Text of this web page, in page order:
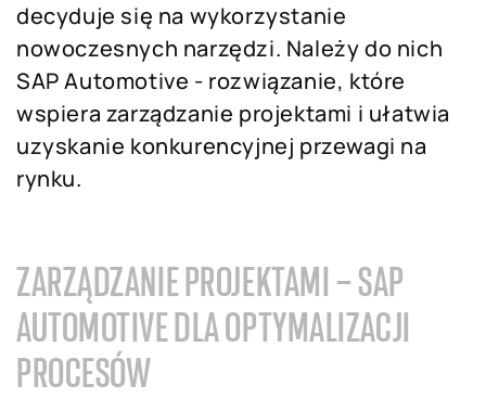
decyduje się na wykorzystanie
nowoczesnych narzędzi. Należy do nich
SAP Automotive - rozwiązanie, które
wspiera zarządzanie projektami i ułatwia
uzyskanie konkurencyjnej przewagi na
rynku.
ZARZĄDZANIE PROJEKTAMI – SAP
AUTOMOTIVE DLA OPTYMALIZACJI
PROCESÓW